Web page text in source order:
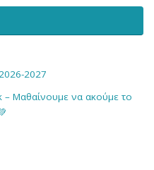
2027
– Μαθαίνουμε να ακούμε το